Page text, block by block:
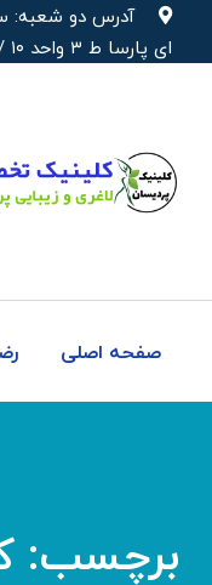
آدرس دو شعبه:
ای پارسا ط ۳ واحد ۱۰ / آمل،میدان ۱۷ شهریور،کوچه دوم بنیادشهید،ساختمان پزشکی دکتر شهره
صفحه اصلی
برچسب: